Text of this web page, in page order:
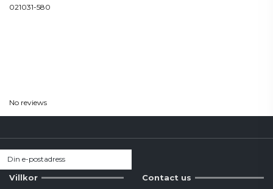
021031-580
No reviews
Villkor Contact us